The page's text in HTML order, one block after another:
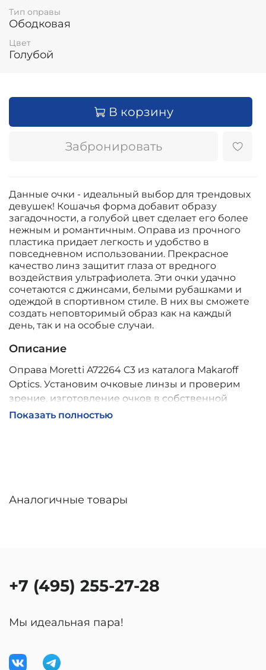
Тип оправы
Ободковая
Цвет
Голубой
В корзину
Забронировать
Данные очки - идеальный выбор для трендовых
девушек! Кошачья форма добавит образу
загадочности, а голубой цвет сделает его более
нежным и романтичным. Оправа из прочного
пластика придает легкость и удобство в
повседневном использовании. Прекрасное
качество линз защитит глаза от вредного
воздействия ультрафиолета. Эти очки удачно
сочетаются с джинсами, белыми рубашками и
одеждой в спортивном стиле. В них вы сможете
создать неповторимый образ как на каждый
день, так и на особые случаи.
Описание
Оправа Moretti A72264 C3 из каталога Makaroff
Optics. Установим очковые линзы и проверим
зрение, изготовление очков в собственной
мастерской, обычно 2–5 дней, индивидуальные
Показать полностью
Аналогичные товары
+7 (495) 255-27-28
Мы идеальная пара!